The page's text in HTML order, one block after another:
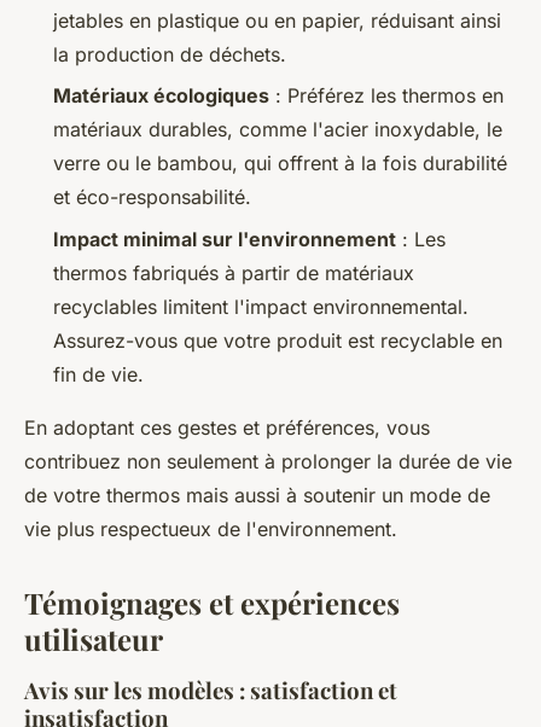
jetables en plastique ou en papier, réduisant ainsi
la production de déchets.
Matériaux écologiques : Préférez les thermos en
matériaux durables, comme l'acier inoxydable, le
verre ou le bambou, qui offrent à la fois durabilité
et éco-responsabilité.
Impact minimal sur l'environnement : Les
thermos fabriqués à partir de matériaux
recyclables limitent l'impact environnemental.
Assurez-vous que votre produit est recyclable en
fin de vie.
En adoptant ces gestes et préférences, vous
contribuez non seulement à prolonger la durée de vie
de votre thermos mais aussi à soutenir un mode de
vie plus respectueux de l'environnement.
Témoignages et expériences
utilisateur
Avis sur les modèles : satisfaction et
insatisfaction